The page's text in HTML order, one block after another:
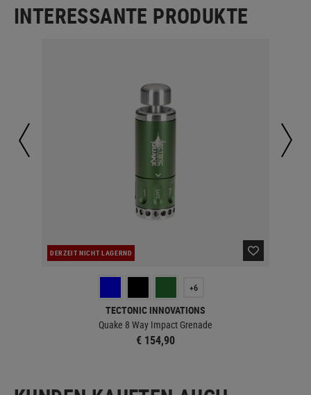
INTERESSANTE PRODUKTE
DERZEIT NICHT LAGERND
+6
TECTONIC INNOVATIONS
Quake 8 Way Impact Grenade
€ 154,90